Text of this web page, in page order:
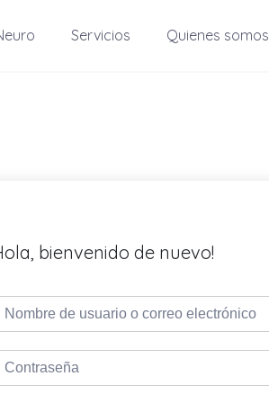
Servicios Quienes somos
bienvenido de nuevo!